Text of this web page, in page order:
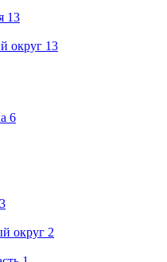
13
округ 13
6
3
округ 2